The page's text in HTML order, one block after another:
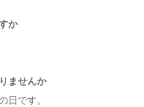
か
ませんか
日です。